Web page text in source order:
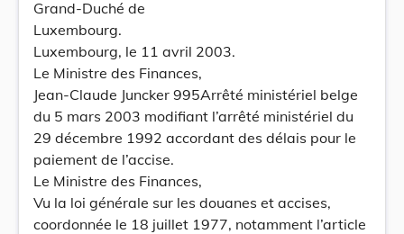
Grand-Duché de
Luxembourg.
Luxembourg, le 11 avril 2003.
Le Ministre des Finances,
Jean-Claude Juncker 995Arrêté ministériel belge
du 5 mars 2003 modifiant l’arrêté ministériel du
29 décembre 1992 accordant des délais pour le
paiement de l’accise.
Le Ministre des Finances,
Vu la loi générale sur les douanes et accises,
coordonnée le 18 juillet 1977, notamment l’article